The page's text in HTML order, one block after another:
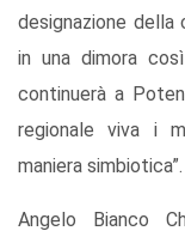
designazione
in una dimora
continuerà a
regionale viva i
maniera simbiotica”.
Angelo Bianco